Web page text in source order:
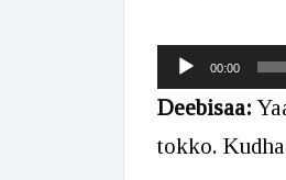
Audio
Player
00:00
Deebisaa:
tokko.